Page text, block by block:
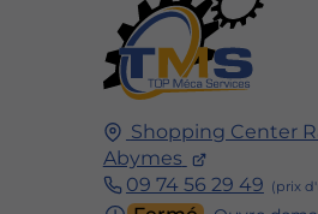
Shopping Center
Abymes
09 74 56 29 49